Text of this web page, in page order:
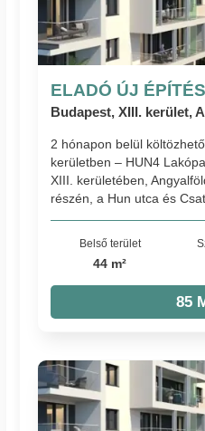
ELADÓ ÚJ
Budapest, XIII. kerület,
2 hónapon belül
kerületben – HUN4
XIII. kerületében,
részén, a Hun utca és
Belső terület
44 m²
85